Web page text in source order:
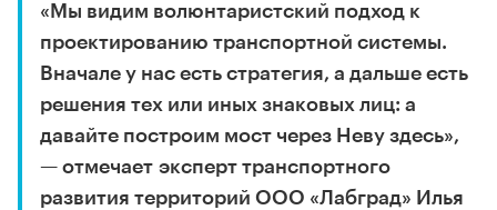
«Мы видим волюнтаристский подход к
проектированию транспортной системы.
Вначале у нас есть стратегия, а дальше есть
решения тех или иных знаковых лиц: а
давайте построим мост через Неву здесь»,
— отмечает эксперт транспортного
развития территорий ООО «Лабград» Илья